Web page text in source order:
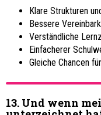
Klare Strukturen
Bessere
Verständliche
Einfacherer
Gleiche Chancen
13. Und wenn